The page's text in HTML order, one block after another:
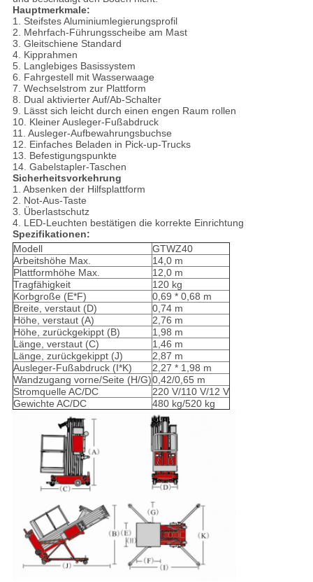
Hauptmerkmale:
1. Steifstes Aluminiumlegierungsprofil
2. Mehrfach-Führungsscheibe am Mast
3. Gleitschiene Standard
4. Kipprahmen
5. Langlebiges Basissystem
6. Fahrgestell mit Wasserwaage
7. Wechselstrom zur Plattform
8. Dual aktivierter Auf/Ab-Schalter
9. Lässt sich leicht durch einen engen Raum rollen
10. Kleiner Ausleger-Fußabdruck
11. Ausleger-Aufbewahrungsbuchse
12. Einfaches Beladen in Pick-up-Trucks
13. Befestigungspunkte
14. Gabelstapler-Taschen
Sicherheitsvorkehrung
1. Absenken der Hilfsplattform
2. Not-Aus-Taste
3. Überlastschutz
4. LED-Leuchten bestätigen die korrekte Einrichtung
Spezifikationen:
Modell
GTWZ40
Arbeitshöhe Max.
14,0 m
Plattformhöhe Max.
12,0 m
Tragfähigkeit
120 kg
Korbgroße (E*F)
0,69 * 0,68 m
Breite, verstaut (D)
0,74 m
Höhe, verstaut (A)
2,76 m
Höhe, zurückgekippt (B)
1,98 m
Länge, verstaut (C)
1,46 m
Länge, zurückgekippt (J)
2,87 m
Ausleger-Fußabdruck (I*K)
2,27 * 1,98 m
Wandzugang vorne/Seite (H/G)0,42/0,65 m
Stromquelle AC/DC
220 V/110 V/12 V
Gewichte AC/DC
480 kg/520 kg